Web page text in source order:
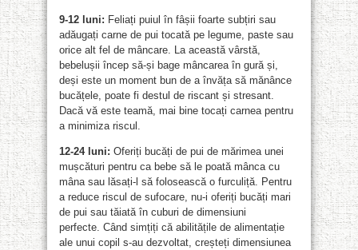
9-12 luni: Feliați puiul în fâșii foarte subțiri sau
adăugați carne de pui tocată pe legume, paste sau
orice alt fel de mâncare. La această vârstă,
bebelușii încep să-și bage mâncarea în gură și,
deși este un moment bun de a învăța să mănânce
bucățele, poate fi destul de riscant și stresant.
Dacă vă este teamă, mai bine tocați carnea pentru
a minimiza riscul.
12-24 luni: Oferiți bucăți de pui de mărimea unei
mușcături pentru ca bebe să le poată mânca cu
mâna sau lăsați-l să folosească o furculiță. Pentru
a reduce riscul de sufocare, nu-i oferiți bucăți mari
de pui sau tăiată în cuburi de dimensiuni
perfecte. Când simțiți că abilitățile de alimentație
ale unui copil s-au dezvoltat, creșteți dimensiunea